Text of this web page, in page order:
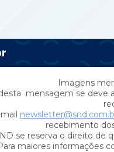
Imagens
mensagem se deve
recebimento
se reserva o direito de
maiores informações